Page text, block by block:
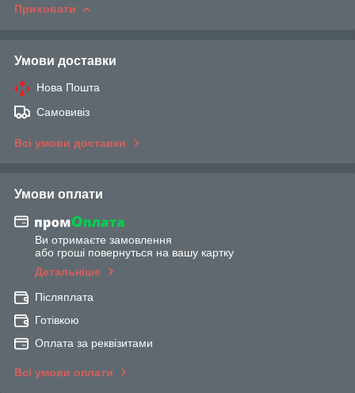
Приховати
Умови доставки
Нова Пошта
Самовивіз
Всі умови доставки
Умови оплати
Ви отримаєте замовлення
або гроші повернуться на вашу картку
Детальніше
Післяплата
Готівкою
Оплата за реквізитами
Всі умови оплати